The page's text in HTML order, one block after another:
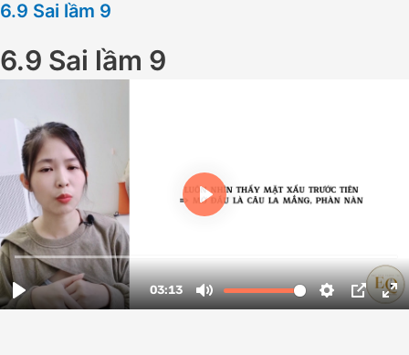
6.9 Sai lầm 9
6.9 Sai lầm 9